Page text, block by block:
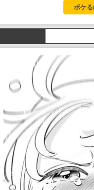
ボケる